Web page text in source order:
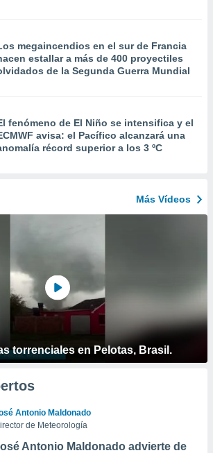
megaincendios en el sur de Francia
estallar a más de 400 proyectiles
de la Segunda Guerra Mundial
fenómeno de El Niño se intensifica y el
avisa: el Pacífico alcanzará una
récord superior a los 3 ºC
Más Vídeos
torrenciales en Pelotas, Brasil.
Antonio Maldonado
de Meteorología
Antonio Maldonado advierte de